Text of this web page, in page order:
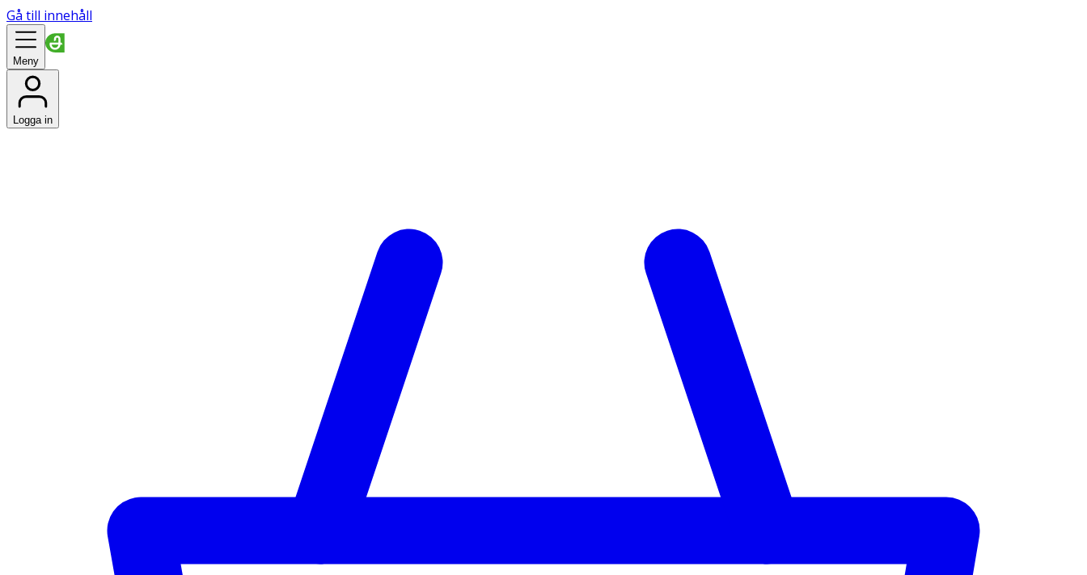
Gå till innehåll
Meny
Logga in